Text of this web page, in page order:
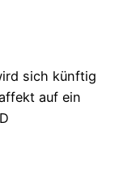
sich künftig
auf ein